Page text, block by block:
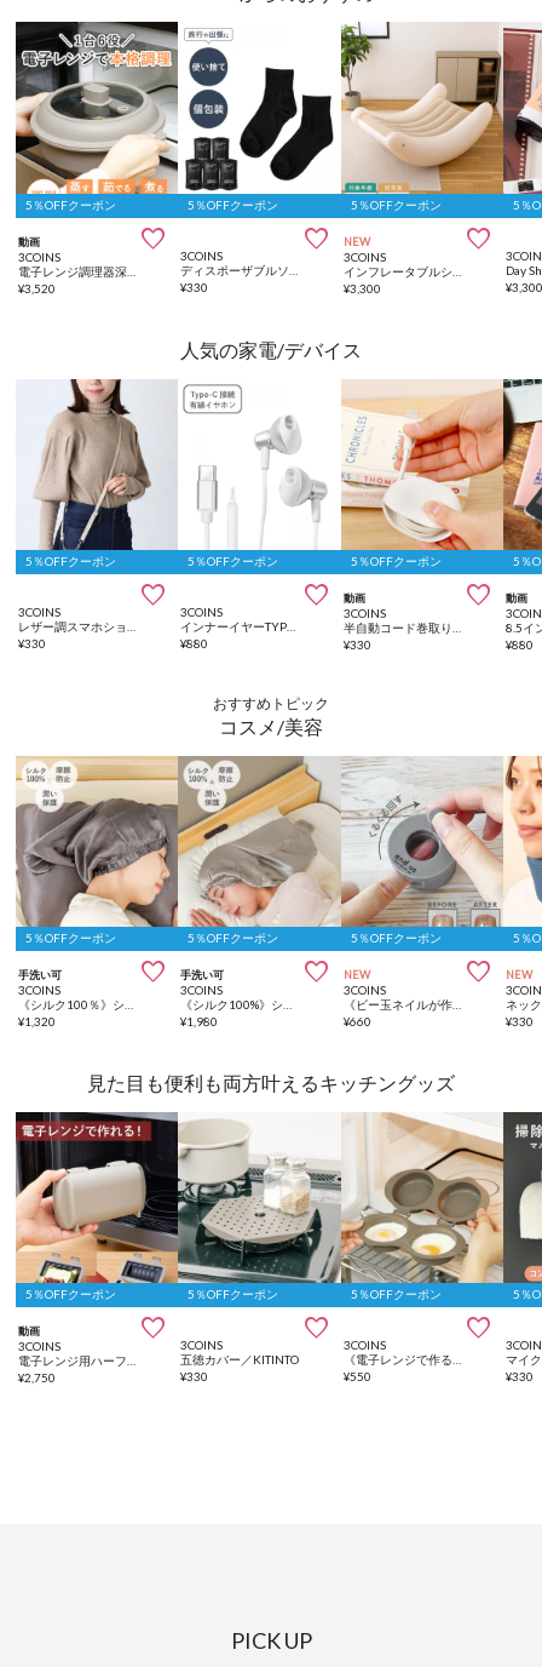
5％OFFクーポン
動画 
3COINS
¥3,520
5％OFFクーポン

3COINS
¥330
5％OFFクーポン
NEW 
3COINS
¥3,300
5％
¥
人気の家電/デバイス
5％OFFクーポン

3COINS
¥330
5％OFFクーポン

3COINS
¥880
5％OFFクーポン
動画 
3COINS
¥330
5％
動画
¥880
おすすめトピック
コスメ/美容
5％OFFクーポン
手洗い可 
3COINS
¥1,320
5％OFFクーポン
手洗い可 
3COINS
¥1,980
5％OFFクーポン
NEW 
3COINS
《ビー玉ネイルが作れる》マグネイルメーカー／and us
¥660
5％
NEW
ネッ
¥330
見た目も便利も両方叶えるキッチングッズ
5％OFFクーポン
動画 
3COINS
電子レンジ用ハーフホットサンドメーカー／KITINTO
¥2,750
5％OFFクーポン

3COINS
五徳カバー／KITINTO
¥330
5％OFFクーポン

3COINS
《電子レンジで作る！》ダブル目玉焼きクッカー／KITINTO
¥550
5％
¥330
PICK UP